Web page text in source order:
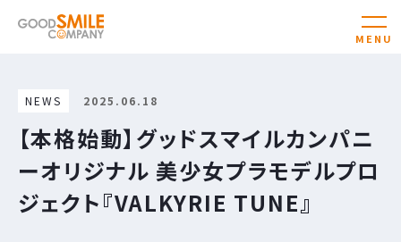
NEWS 2025.06.18
【本格始動】グッドスマイルカンパニ
ーオリジナル 美少女プラモデルプロ
ジェクト『VALKYRIE TUNE』